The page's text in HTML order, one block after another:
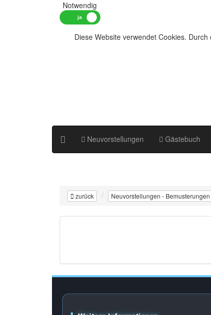
Notwendig
Diese Website verwendet Cookies.
Neuvorstellungen Gästebuch
zurück Neuvorstellungen - Bemusterungen